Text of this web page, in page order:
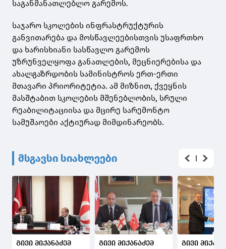
საგანმანათლებლო გარემოს.
საჯარო სკოლების ინფრასტრუქტურის
განვითარება და მოსწავლეებისთვის უსაფრთხო
და ხარისხიანი სასწავლო გარემოს
უზრუნველყოფა განათლების, მეცნიერებისა და
ახალგაზრდობის სამინისტროს ერთ-ერთი
მთავარი პრიორიტეტია. ამ მიზნით, ქვეყნის
მასშტაბით სკოლების მშენებლობის, სრული
რეაბილიტაციისა და მცირე სარემონტო
სამუშაოები აქტიურად მიმდინარეობს.
მსგავსი სიახლეები
გივი მიქანაძემ
გივი მიქანაძემ
გივი